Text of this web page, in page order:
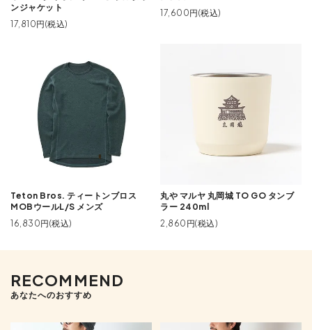
ンジャケット
17,810円(税込)
17,600円(税込)
Teton Bros. ティートンブロス
MOBウールL/S メンズ
16,830円(税込)
丸や マルヤ 丸岡城 TO GO タンブ
ラー 240ml
2,860円(税込)
RECOMMEND
あなたへのおすすめ